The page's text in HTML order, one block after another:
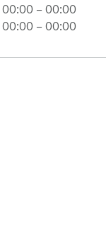
00:00 –00:00
00:00 –00:00